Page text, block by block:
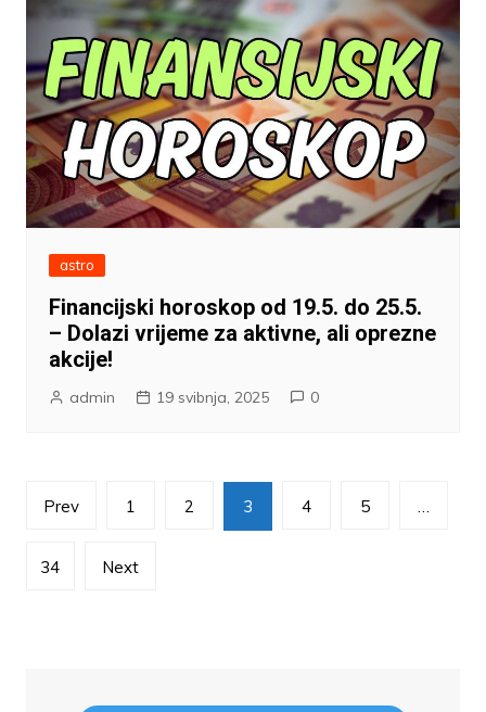
astro
Financijski horoskop od 19.5. do 25.5.
– Dolazi vrijeme za aktivne, ali oprezne
akcije!
admin 19 svibnja, 2025 0
Brojevi
objava
Prev 1 2 3 4 5 …
34 Next